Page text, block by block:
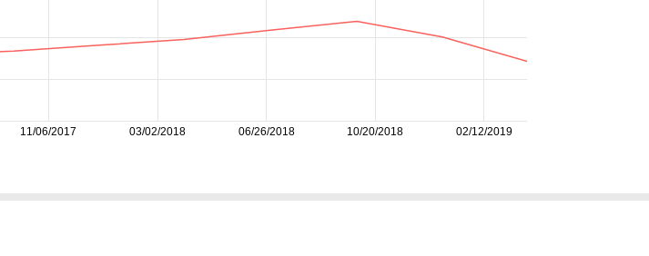
11/06/2017 03/02/2018 06/26/2018 10/20/2018 02/12/2019